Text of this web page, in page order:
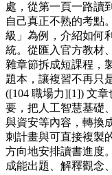
處，從第一頁一路讀
自己真正不熟的考點
級」為例，介紹如何
統。從匯入官方教材
雜章節拆成短課程，
題本，讓複習不再只
([104 職場力][1]) 文
要，把人工智慧基礎
與資安等內容，轉換
刺計畫與可直接複製
方向地安排讀書進度
成能出題、解釋觀念